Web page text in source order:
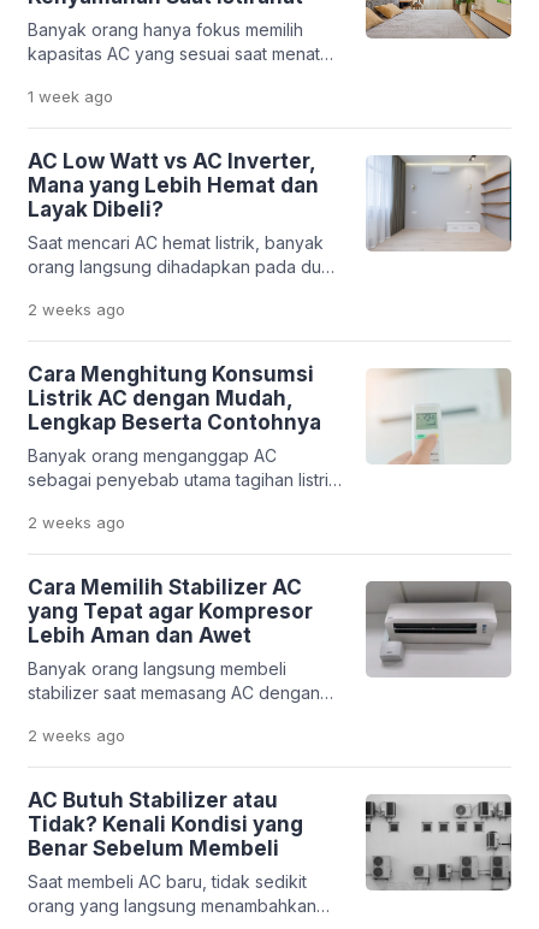
konsumsi listrik menjadi lebih tinggi.
Menentukan suhu ideal AC untuk kamar
sebaiknya tidak hanya berdasarkan
Banyak orang hanya fokus memilih
kapasitas AC yang sesuai saat menata
memperhatikan posisi tempat tidur
terhadap arah hembusan udara.
Padahal, tata letak yang kurang tepat
dapat membuat tubuh terus-menerus
terkena udara dingin secara langsung,
mengganggu kenyamanan tidur,
bahkan membuat pendinginan ruangan
menjadi kurang optimal. Mengetahui
terhadap […]
1 week ago
AC Low Watt vs AC Inverter,
Mana yang Lebih Hemat dan
Layak Dibeli?
Saat mencari AC hemat listrik, banyak
orang langsung dihadapkan pada dua
AC Inverter. Keduanya sama-sama
dikenal mampu mengurangi konsumsi
listrik dibandingkan AC konvensional.
Namun, bukan berarti keduanya
menggunakan teknologi yang sama.
Perbedaan utama terletak pada cara
kerja kompresor, pola konsumsi daya,
harga pembelian, hingga biaya
2 weeks ago
Cara Menghitung Konsumsi
Listrik AC dengan Mudah,
Lengkap Beserta Contohnya
Banyak orang menganggap AC
sebagai penyebab utama tagihan listrik
mengetahui konsumsi daya yang
sebenarnya, sulit memastikan seberapa
besar kontribusi AC terhadap total
penggunaan listrik rumah. Selain AC,
peralatan elektronik lain seperti kulkas,
pompa air, mesin cuci, hingga pemanas
air juga turut memengaruhi
penggunaan listrik setiap bulan. Oleh
[…]
2 weeks ago
Cara Memilih Stabilizer AC
yang Tepat agar Kompresor
Lebih Aman dan Awet
Banyak orang langsung membeli
stabilizer saat memasang AC dengan
melindungi kompresor dari kerusakan.
Padahal, memilih stabilizer yang tidak
sesuai justru membuat perlindungannya
kurang optimal. Kapasitas yang terlalu
kecil dapat membuat stabilizer bekerja
terlalu berat, sedangkan kapasitas
yang berlebihan belum tentu
memberikan manfaat tambahan. Selain
2 weeks ago
AC Butuh Stabilizer atau
Tidak? Kenali Kondisi yang
Benar Sebelum Membeli
Saat membeli AC baru, tidak sedikit
orang yang langsung menambahkan